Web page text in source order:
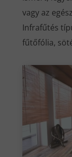
vagy az
Infrafűtés
fűtőfólia,